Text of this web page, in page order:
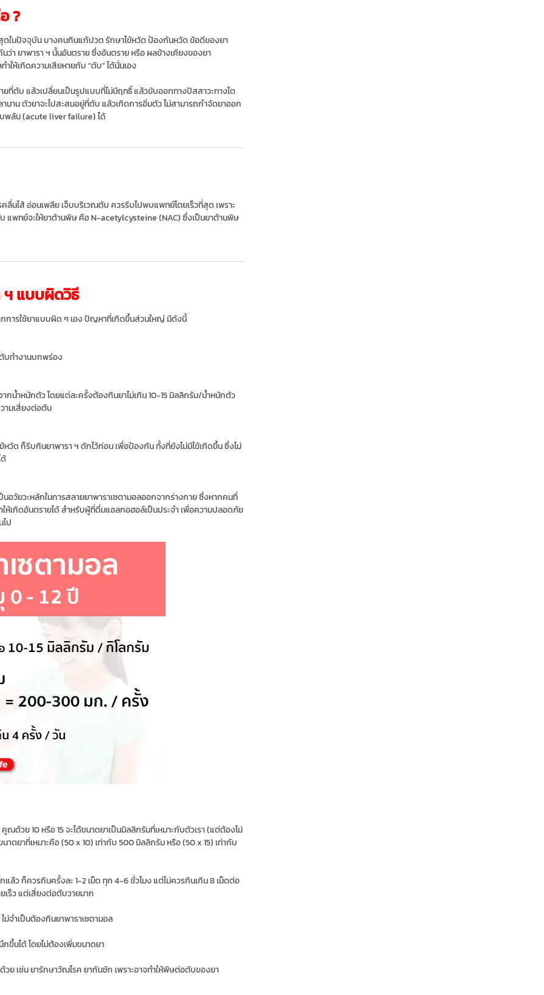
?
ดในปัจจุบัน บางคนกินแก้ปวด รักษาไข้หวัด ป้องกันหวัด ข้อดีของยา
ว่า ยาพารา ฯ​ นั้นอันตราย ซึ่งอันตราย หรือ ผลข้างเคียงของยา
ให้เกิดความเสียหายกับ “ตับ” ได้นั่นเอง
ยที่ตับ แล้วเปลี่ยนเป็นรูปแบบที่ไม่มีฤทธิ์ แล้วขับออกทางปัสสาวะทางไต
นาน ตัวยาจะไปสะสมอยู่ที่ตับ แล้วเกิดการอิ่มตัว ไม่สามารถกำจัดยาออก
บพลัน (acute liver failure) ได้
ลื่นไส้ อ่อนเพลีย เจ็บบริเวณตับ ควรรีบไปพบแพทย์โดยเร็วที่สุด เพราะ
แพทย์จะให้ยาต้านพิษ คือ N-acetylcysteine (NAC) ซึ่งเป็นยาต้านพิษ
ฯ​ แบบผิดวิธี
การใช้ยาแบบผิด ๆ เอง ปัญหาที่เกิดขึ้นส่วนใหญ่ มีดังนี้
บทำงานบกพร่อง
กน้ำหนักตัว โดยแต่ละครั้งต้องกินยาไม่เกิน 10-15 มิลลิกรัม/น้ำหนักตัว
ามเสี่ยงต่อตับ
หวัด ก็รีบกินยาพารา ฯ ดักไว้ก่อน เพื่อป้องกัน ทั้งที่ยังไม่มีไข้เกิดขึ้น ซึ่งไม่
วัยวะหลักในการสลายยาพาราเซตามอลออกจากร่างกาย ซึ่งหากคนที่
เกิดอันตรายได้ สำหรับผู้ที่ดื่มแอลกอฮอล์เป็นประจำ เพื่อความปลอดภัย
ป
ณด้วย 10 หรือ 15 จะได้ขนาดยาเป็นมิลลิกรัมที่เหมาะกับตัวเรา (แต่ต้องไม่
ยาที่เหมาะคือ (50 x 10) เท่ากับ 500 มิลลิกรัม หรือ (50 x 15) เท่ากับ
ล้ว ก็ควรกินครั้งละ 1-2 เม็ด ทุก 4-6 ชั่วโมง แต่ไม่ควรกินเกิน 8 เม็ดต่อ
เร็ว แต่เสี่ยงต่อตับวายมาก
ม่จำเป็นต้องกินยาพาราเซตามอล
ขึ้นได้ โดยไม่ต้องเพิ่มขนาดยา
ย เช่น ยารักษาวัณโรค ยากันชัก เพราะอาจทำให้พิษต่อตับของยา